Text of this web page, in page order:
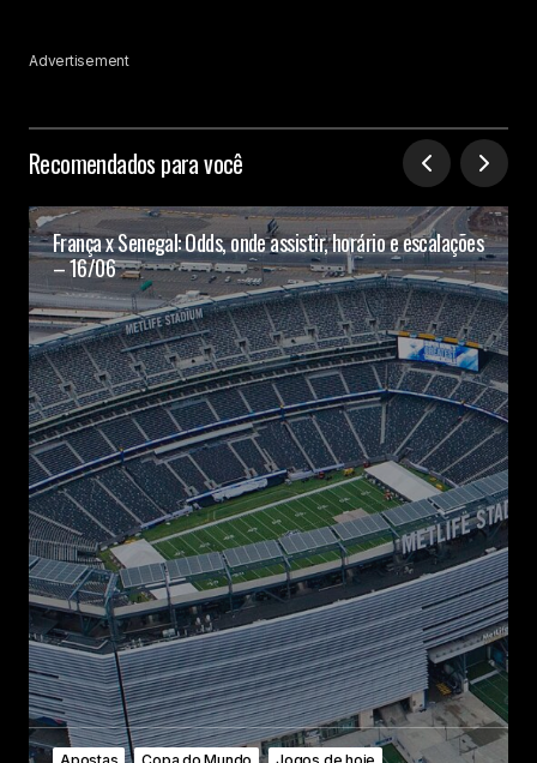
Advertisement
Recomendados para você
França x Senegal: Odds, onde assistir, horário e escalações
– 16/06